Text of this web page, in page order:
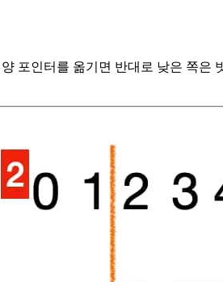
포인터를 옮기면 반대로 낮은 쪽은